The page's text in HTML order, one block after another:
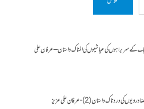
کے سربراہوں کی عیاشیوں کی المناک داستان – عرفان علی
ناک داستان (2)- عرفان علی عزیز